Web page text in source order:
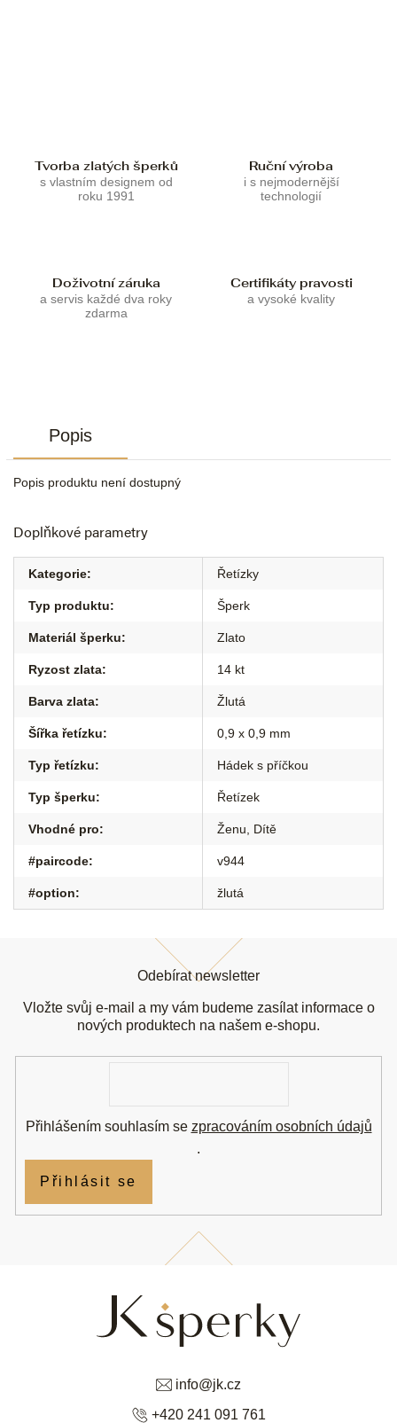
Tvorba zlatých šperků
s vlastním designem od
roku 1991
Ruční výroba
i s nejmodernější
technologií
Doživotní záruka
a servis každé dva roky
zdarma
Certifikáty pravosti
a vysoké kvality
Popis
Popis produktu není dostupný
Doplňkové parametry
Kategorie: Řetízky
Typ produktu: Šperk
Materiál šperku: Zlato
Ryzost zlata: 14 kt
Barva zlata: Žlutá
Šířka řetízku: 0,9 x 0,9 mm
Typ řetízku: Hádek s příčkou
Typ šperku: Řetízek
Vhodné pro: Ženu Dítě
#paircode: v944
#option: žlutá
info@jk.cz
+420 241 091 761
Odebírat newsletter
Vložte svůj e-mail a my vám budeme zasílat informace o
nových produktech na našem e-shopu.
Přihlášením souhlasím se zpracováním osobních údajů
.
Přihlásit se